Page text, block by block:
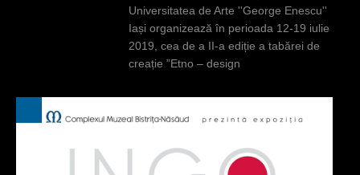
Universitatea de Arte ''George Enescu''
Iași organizează în perioada 12-19 iulie
2019, cea de a II-a ediție a tabărei de
creație ”Etno – design